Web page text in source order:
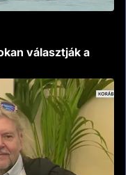
választják a